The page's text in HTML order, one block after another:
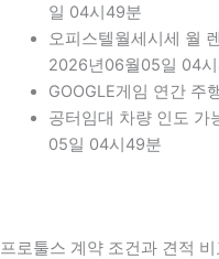
일 04시49분
오피스텔월세시세 월
2026년06월05일 04
GOOGLE게임 연간 주
공터임대 차량 인도 가
05일 04시49분
프로툴스 계약 조건과 견적